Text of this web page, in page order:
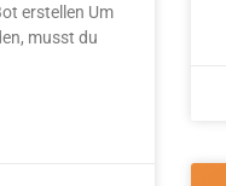
erstellen Um
musst du